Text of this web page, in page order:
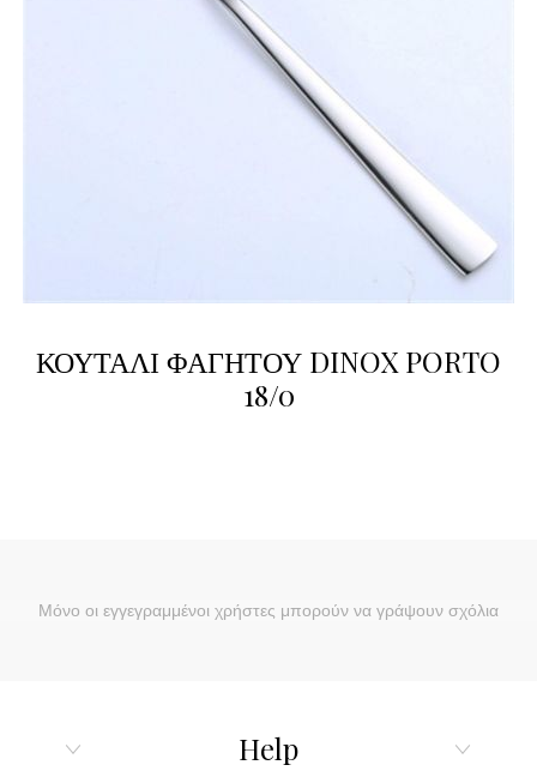
ΚΟΥΤΑΛΙ ΦΑΓΗΤΟΥ DINOX PORTO
18/0
Μόνο οι εγγεγραμμένοι χρήστες μπορούν να γράψουν σχόλια
Help